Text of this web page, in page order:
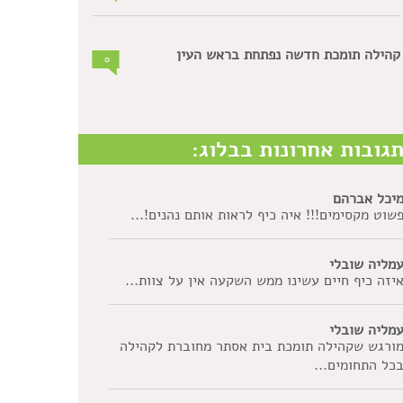
קהילה תומכת חדשה נפתחת בראש העין 0
תגובות אחרונות בבלוג:
מיכל אברהם
פשוט מקסימים!!! איה כיף לראות אותם נהנים!...
עמליה שובלי
איזה כיף חיים עשינו ממש השקעה אין על צוות...
עמליה שובלי
מורגש שקהילה תומכת בית אסתר מחוברת לקהילה
בכל התחומים...